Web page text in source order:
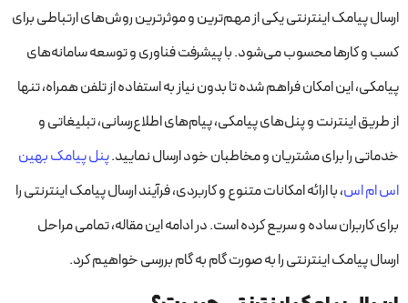
ارسال پیامک اینترنتی یکی از مهم‌ترین و موثرترین روش‌های ارتباطی برای
کسب و کارها محسوب می‌شود. با پیشرفت فناوری و توسعه سامانه‌های
پیامکی، این امکان فراهم شده تا بدون نیاز به استفاده از تلفن همراه، تنها
از طریق اینترنت و پنل‌های پیامکی، پیام‌های اطلاع‌رسانی، تبلیغاتی و
خدماتی را برای مشتریان و مخاطبان خود ارسال نمایید.پنل پیامک بهین
اس ام اس، با ارائه امکانات متنوع و کاربردی، فرآیند ارسال پیامک اینترنتی را
برای کاربران ساده و سریع کرده است. در ادامه این مقاله، تمامی مراحل
ارسال پیامک اینترنتی را به صورت گام به گام بررسی خواهیم کرد.